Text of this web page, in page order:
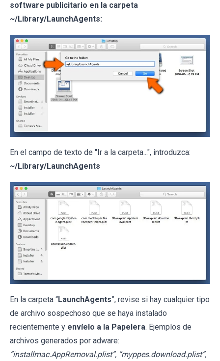
software publicitario en la carpeta
~/Library/LaunchAgents:
En el campo de texto de "Ir a la carpeta...", introduzca:
~/Library/LaunchAgents
En la carpeta “LaunchAgents”, revise si hay cualquier tipo
de archivo sospechoso que se haya instalado
recientemente y envíelo a la Papelera. Ejemplos de
archivos generados por adware:
“installmac.AppRemoval.plist”, “myppes.download.plist”,